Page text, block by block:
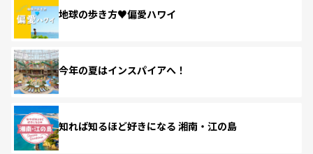
地球の歩き方♥偏愛ハワイ
今年の夏はインスパイアへ！
知れば知るほど好きになる 湘南・江の島